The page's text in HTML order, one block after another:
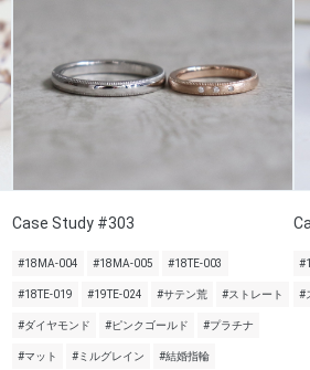
Case Study #303
#18MA-004 #18MA-005 #18TE-003
#18TE-019 #19TE-024 #サテン荒 #ストレート
#ダイヤモンド #ピンクゴールド #プラチナ
#マット #ミルグレイン #結婚指輪
#